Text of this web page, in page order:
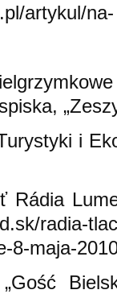
artykul/na-
i
Rádia
radia-
8-maja-